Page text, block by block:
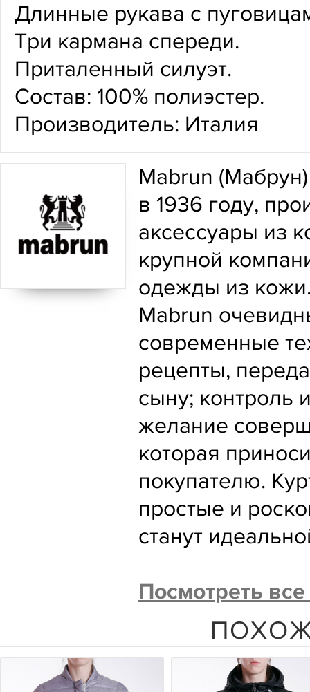
Длинные рукава с
Три кармана спереди.
Приталенный силуэт.
Состав: 100% полиэстер.
Производитель: Италия
Mabrun
в 1936 году,
аксессуары из
крупной
одежды из
Mabrun
современные
рецепты,
сыну; контроль
желание
которая
покупателю.
простые и
станут
Посмотреть